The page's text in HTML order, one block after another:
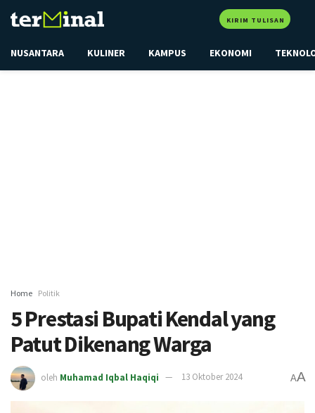
KIRIM TULISAN
NUSANTARA KULINER KAMPUS EKONOMI
Home Politik
5 Prestasi Bupati Kendal yang
Patut Dikenang Warga
oleh Muhamad Iqbal Haqiqi 13 Oktober 2024 AA